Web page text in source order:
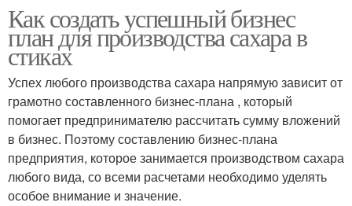
Как создать успешный бизнес
план для производства сахара в
стиках
Успех любого производства сахара напрямую зависит от
грамотно составленного бизнес-плана , который
помогает предпринимателю рассчитать сумму вложений
в бизнес. Поэтому составлению бизнес-плана
предприятия, которое занимается производством сахара
любого вида, со всеми расчетами необходимо уделять
особое внимание и значение.